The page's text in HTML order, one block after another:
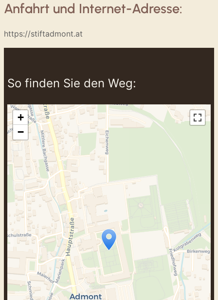
Anfahrt und Internet-Adresse:
https://stiftadmont.at
So finden Sie den Weg:
Travelers‘ Map wird geladen …
Wenn du dies siehst, nachdem deine
Seite vollständig geladen wurde,
fehlen leafletJS-Dateien.
+
−